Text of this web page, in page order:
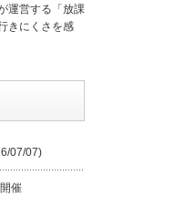
運営する「放課
きにくさを感
07/07)
催